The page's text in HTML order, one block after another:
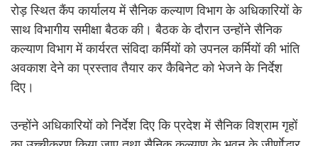
रोड़ स्थित कैंप कार्यालय में सैनिक कल्याण विभाग के अधिकारियों के
साथ विभागीय समीक्षा बैठक की। बैठक के दौरान उन्होंने सैनिक
कल्याण विभाग में कार्यरत संविदा कर्मियों को उपनल कर्मियों की भांति
अवकाश देने का प्रस्ताव तैयार कर कैबिनेट को भेजने के निर्देश
दिए।
उन्होंने अधिकारियों को निर्देश दिए कि प्रदेश में सैनिक विश्राम गृहों